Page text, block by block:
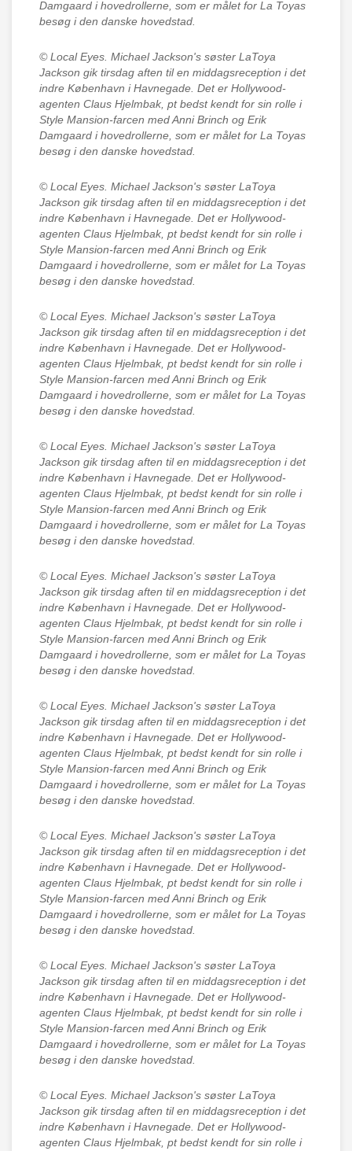
Damgaard i hovedrollerne, som er målet for La Toyas
besøg i den danske hovedstad.
© Local Eyes. Michael Jackson's søster LaToya
Jackson gik tirsdag aften til en middagsreception i det
indre København i Havnegade. Det er Hollywood-
agenten Claus Hjelmbak, pt bedst kendt for sin rolle i
Style Mansion-farcen med Anni Brinch og Erik
Damgaard i hovedrollerne, som er målet for La Toyas
besøg i den danske hovedstad.
© Local Eyes. Michael Jackson's søster LaToya
Jackson gik tirsdag aften til en middagsreception i det
indre København i Havnegade. Det er Hollywood-
agenten Claus Hjelmbak, pt bedst kendt for sin rolle i
Style Mansion-farcen med Anni Brinch og Erik
Damgaard i hovedrollerne, som er målet for La Toyas
besøg i den danske hovedstad.
© Local Eyes. Michael Jackson's søster LaToya
Jackson gik tirsdag aften til en middagsreception i det
indre København i Havnegade. Det er Hollywood-
agenten Claus Hjelmbak, pt bedst kendt for sin rolle i
Style Mansion-farcen med Anni Brinch og Erik
Damgaard i hovedrollerne, som er målet for La Toyas
besøg i den danske hovedstad.
© Local Eyes. Michael Jackson's søster LaToya
Jackson gik tirsdag aften til en middagsreception i det
indre København i Havnegade. Det er Hollywood-
agenten Claus Hjelmbak, pt bedst kendt for sin rolle i
Style Mansion-farcen med Anni Brinch og Erik
Damgaard i hovedrollerne, som er målet for La Toyas
besøg i den danske hovedstad.
© Local Eyes. Michael Jackson's søster LaToya
Jackson gik tirsdag aften til en middagsreception i det
indre København i Havnegade. Det er Hollywood-
agenten Claus Hjelmbak, pt bedst kendt for sin rolle i
Style Mansion-farcen med Anni Brinch og Erik
Damgaard i hovedrollerne, som er målet for La Toyas
besøg i den danske hovedstad.
© Local Eyes. Michael Jackson's søster LaToya
Jackson gik tirsdag aften til en middagsreception i det
indre København i Havnegade. Det er Hollywood-
agenten Claus Hjelmbak, pt bedst kendt for sin rolle i
Style Mansion-farcen med Anni Brinch og Erik
Damgaard i hovedrollerne, som er målet for La Toyas
besøg i den danske hovedstad.
© Local Eyes. Michael Jackson's søster LaToya
Jackson gik tirsdag aften til en middagsreception i det
indre København i Havnegade. Det er Hollywood-
agenten Claus Hjelmbak, pt bedst kendt for sin rolle i
Style Mansion-farcen med Anni Brinch og Erik
Damgaard i hovedrollerne, som er målet for La Toyas
besøg i den danske hovedstad.
© Local Eyes. Michael Jackson's søster LaToya
Jackson gik tirsdag aften til en middagsreception i det
indre København i Havnegade. Det er Hollywood-
agenten Claus Hjelmbak, pt bedst kendt for sin rolle i
Style Mansion-farcen med Anni Brinch og Erik
Damgaard i hovedrollerne, som er målet for La Toyas
besøg i den danske hovedstad.
© Local Eyes. Michael Jackson's søster LaToya
Jackson gik tirsdag aften til en middagsreception i det
indre København i Havnegade. Det er Hollywood-
agenten Claus Hjelmbak, pt bedst kendt for sin rolle i